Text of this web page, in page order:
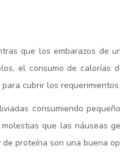
que los embarazos de
el consumo de calorías
cubrir los
consumiendo
que las náuseas
proteína son una buena